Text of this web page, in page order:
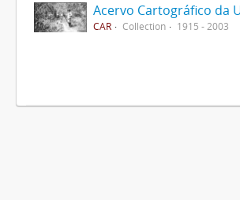
CAR Collection 1915 - 2003